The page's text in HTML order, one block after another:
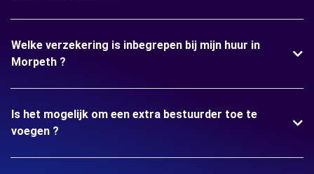
Welke verzekering is inbegrepen bij mijn huur in
Morpeth ?
Is het mogelijk om een extra bestuurder toe te
voegen ?